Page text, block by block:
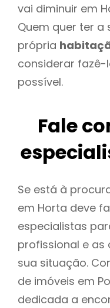
vai diminuir em
Quem quer ter a
própria
considerar fazê-
possível.
Fale
Se está à
em Horta deve
especialistas
profissional e
sua situação.
de imóveis em
dedicada a